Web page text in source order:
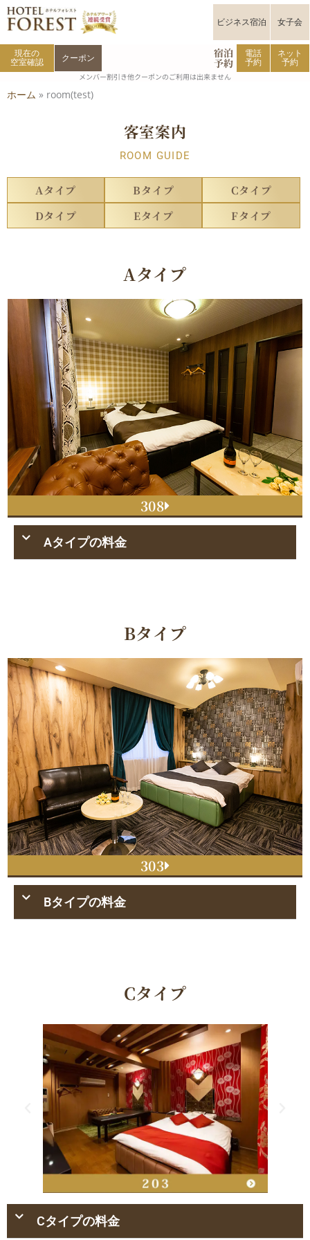
内
容
を
プ
ビジネス宿泊 女子会
現在の
空室確認
クーポン 宿泊
予約
電話
予約
ネット
予約
メンバー割引き他クーポンのご利用は出来ません
ホーム » room(test)
客室案内
ROOM GUIDE
Aタイプ Bタイプ
Cタイプ
Dタイプ
Eタイプ Fタイプ
Aタイプ
308
Aタイプの料金
Bタイプ
303
Bタイプの料金
Cタイプ
Cタイプの料金